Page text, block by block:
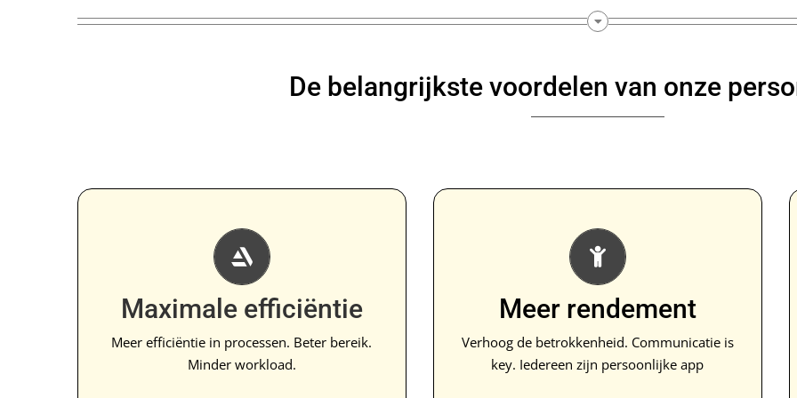
De belangrijkste voordelen van onze
Maximale efficiëntie
Meer efficiëntie in processen. Beter bereik.
Minder workload.
Geen losse applicaties meer
Efficiëntie in processen, minder workload voor
ondernemer en management. Geen losse
systemen meer zoals applicaties, Excels,
WhatsApps, formulieren, nieuwsbrieven en
meer.
Meer rendement
Verhoog de betrokkenheid. Communicatie is
key. Iedereen zijn persoonlijke app
Betrokkenheid
Door meer persoonlijke betrokkenheid meer
waardering. Communicatie verhoogt het
dit tot een lager ziekteverzuim.